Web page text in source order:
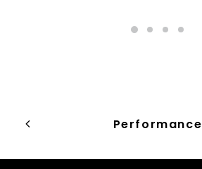
Performance